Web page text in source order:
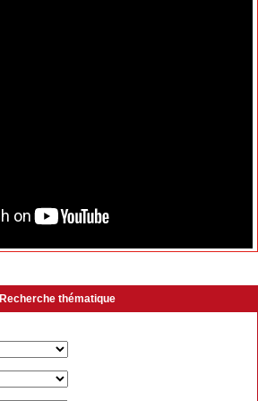
Recherche thématique